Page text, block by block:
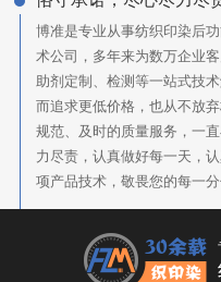
博准是专业从事纺织印染后
术公司，多年来为数万企业
助剂定制、检测等一站式技
而追求更低价格，也从不放
规范、及时的质量服务，一
力尽责，认真做好每一天，
项产品技术，敬畏您的每一